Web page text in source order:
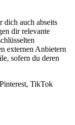
auch abseits
dir relevante
externen Anbietern
sofern du deren
TikTok